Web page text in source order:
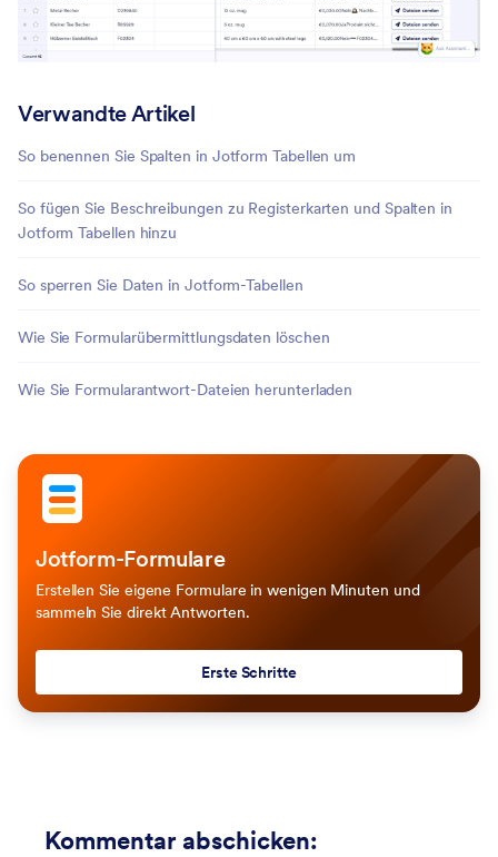
Verwandte Artikel
So benennen Sie Spalten in Jotform Tabellen um
So fügen Sie Beschreibungen zu Registerkarten und Spalten in
Jotform Tabellen hinzu
So sperren Sie Daten in Jotform-Tabellen
Wie Sie Formularübermittlungsdaten löschen
Wie Sie Formularantwort-Dateien herunterladen
Jotform-Formulare
Erstellen Sie eigene Formulare in wenigen Minuten und
sammeln Sie direkt Antworten.
Erste Schritte
Kommentar abschicken: